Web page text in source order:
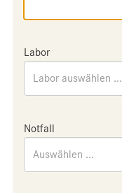
Labor
Labor auswählen ...
Notfall
Auswählen ...